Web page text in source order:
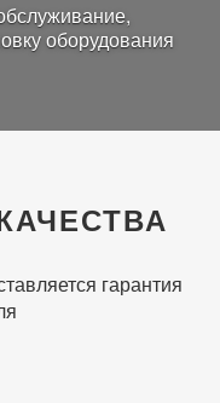
оборудования
гарантия